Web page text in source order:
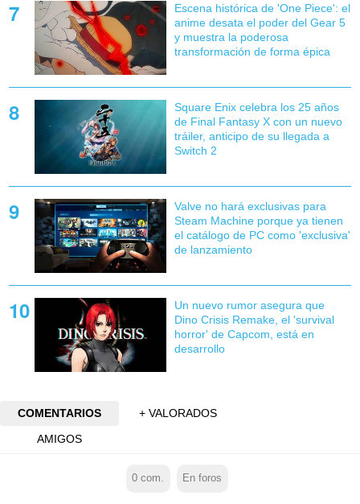
Escena histórica de 'One Piece': el
anime desata el poder del Gear 5
y muestra la poderosa
transformación de forma épica
Square Enix celebra los 25 años
de Final Fantasy X con un nuevo
tráiler, anticipo de su llegada a
Switch 2
Valve no hará exclusivas para
Steam Machine porque ya tienen
el catálogo de PC como 'exclusiva'
de lanzamiento
Un nuevo rumor asegura que
Dino Crisis Remake, el 'survival
horror' de Capcom, está en
desarrollo
COMENTARIOS
+ VALORADOS
AMIGOS
0 com. En foros